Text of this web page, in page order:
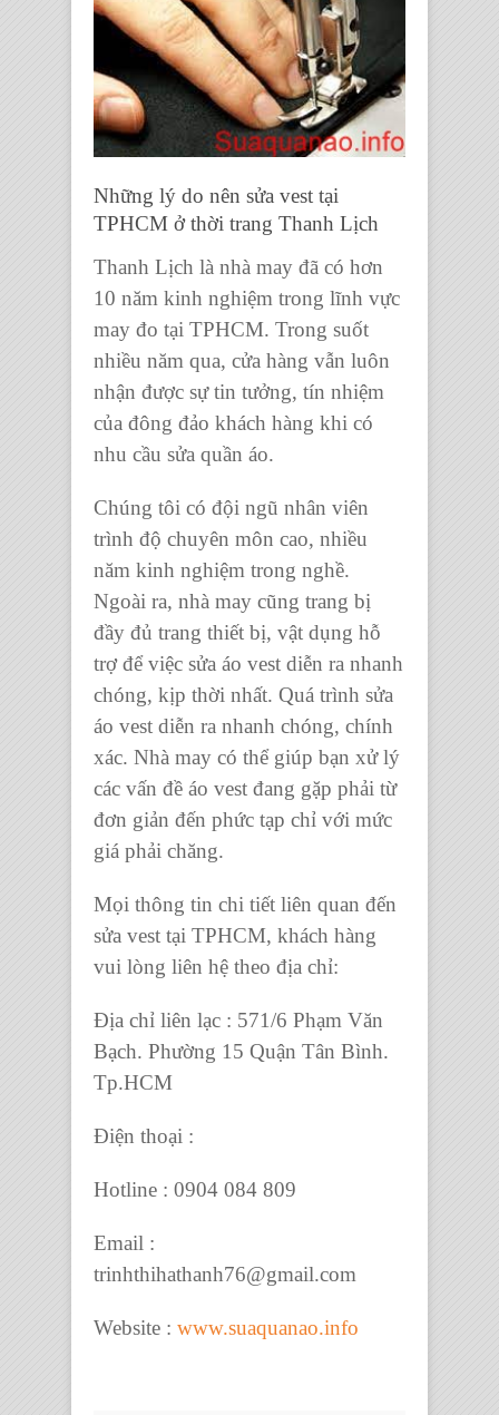
Những lý do nên sửa vest tại
TPHCM ở thời trang Thanh Lịch
Thanh Lịch là nhà may đã có hơn
10 năm kinh nghiệm trong lĩnh vực
may đo tại TPHCM. Trong suốt
nhiều năm qua, cửa hàng vẫn luôn
nhận được sự tin tưởng, tín nhiệm
của đông đảo khách hàng khi có
nhu cầu sửa quần áo.
Chúng tôi có đội ngũ nhân viên
trình độ chuyên môn cao, nhiều
năm kinh nghiệm trong nghề.
Ngoài ra, nhà may cũng trang bị
đầy đủ trang thiết bị, vật dụng hỗ
trợ để việc sửa áo vest diễn ra nhanh
chóng, kịp thời nhất. Quá trình sửa
áo vest diễn ra nhanh chóng, chính
xác. Nhà may có thể giúp bạn xử lý
các vấn đề áo vest đang gặp phải từ
đơn giản đến phức tạp chỉ với mức
giá phải chăng.
Mọi thông tin chi tiết liên quan đến
sửa vest tại TPHCM, khách hàng
vui lòng liên hệ theo địa chỉ:
Địa chỉ liên lạc : 571/6 Phạm Văn
Bạch. Phường 15 Quận Tân Bình.
Tp.HCM
Điện thoại :
Hotline : 0904 084 809
Email :
trinhthihathanh76@gmail.com
Website : www.suaquanao.info